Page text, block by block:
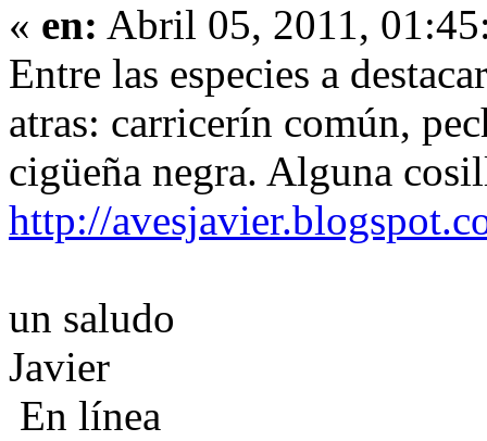
« en: Abril 05, 2011,
Entre las especies a
atras: carricerín común,
cigüeña negra. Alguna
http://
un saludo
Javier
En línea